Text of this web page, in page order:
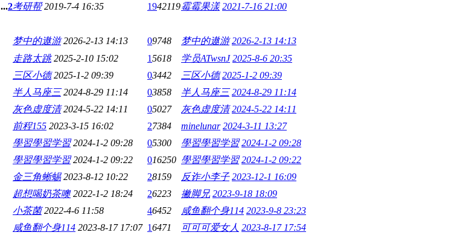
...2考研帮 2019-7-4 16:35 1942119霉霉果漾 2021-7-16 21:00
梦中的遨游 2026-2-13 14:13 09748 梦中的遨游 2026-2-13 14:13
走路太跳 2025-2-10 15:02 15618 学员ATwsnJ 2025-8-6 20:35
三区小德 2025-1-2 09:39 03442 三区小德 2025-1-2 09:39
半人马座三 2024-8-29 11:14 03858 半人马座三 2024-8-29 11:14
灰色虚度清 2024-5-22 14:11 05027 灰色虚度清 2024-5-22 14:11
前程155 2023-3-15 16:02 27384 minelunar 2024-3-11 13:27
學習學習学習 2024-1-2 09:28 05300 學習學習学習 2024-1-2 09:28
學習學習学習 2024-1-2 09:22 016250 學習學習学習 2024-1-2 09:22
金三角蜥蜴 2023-8-12 10:22 28159 反诈小李子 2023-12-1 16:09
超想喝奶茶噢 2022-1-2 18:24 26223 撇脚兄 2023-9-18 18:09
小茶菌 2022-4-6 11:58 46452 咸鱼翻个身114 2023-9-8 23:23
咸鱼翻个身114 2023-8-17 17:07 16471 可可可爱女人 2023-8-17 17:54